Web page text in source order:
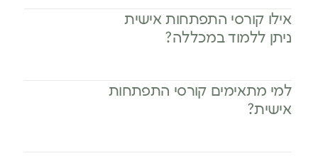
אילו קורסי התפתחות אישית
ניתן ללמוד במכללה?
למי מתאימים קורסי התפתחות
אישית?